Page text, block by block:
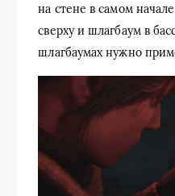
на стене в самом
сверху и шлагбаум в
шлагбаумах нужно